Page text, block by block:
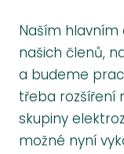
Naším
našich členů,
a budeme
třeba rozšíření
skupiny
možné nyní